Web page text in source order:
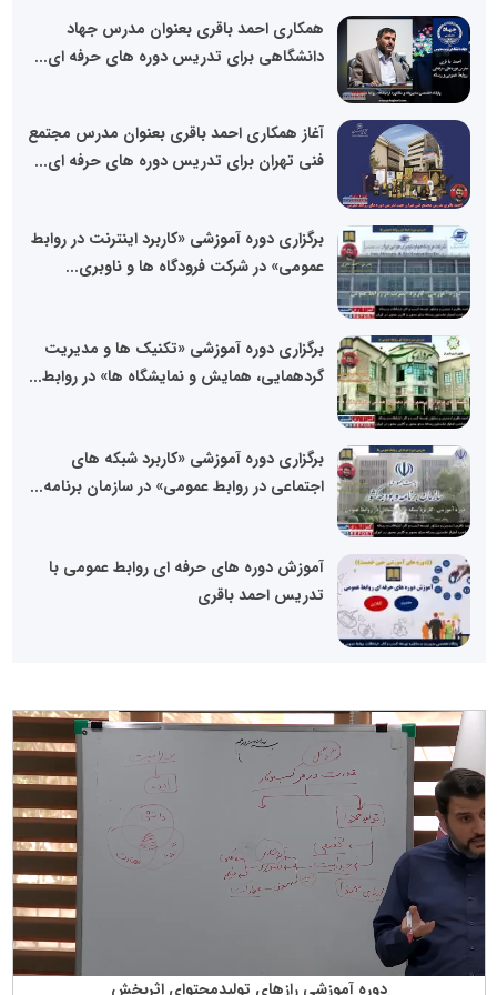
همکاری احمد باقری بعنوان مدرس جهاد
دانشگاهی برای تدریس دوره های حرفه ای...
آغاز همکاری احمد باقری بعنوان مدرس مجتمع
فنی تهران برای تدریس دوره های حرفه ای...
برگزاری دوره آموزشی «کاربرد اینترنت در روابط
عمومی» در شرکت فرودگاه ها و ناوبری...
برگزاری دوره آموزشی «تکنیک ها و مدیریت
گردهمایی، همایش و نمایشگاه ها» در روابط...
برگزاری دوره آموزشی «کاربرد شبکه های
اجتماعی در روابط عمومی» در سازمان برنامه...
آموزش دوره های حرفه ای روابط عمومی با
تدریس احمد باقری
دوره آموزشی رازهای تولیدمحتوای اثربخش